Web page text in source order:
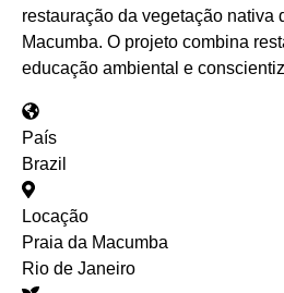
restauração da vegetação nativa
Macumba. O projeto combina
educação ambiental e
País
Brazil
Locação
Praia da Macumba
Rio de Janeiro